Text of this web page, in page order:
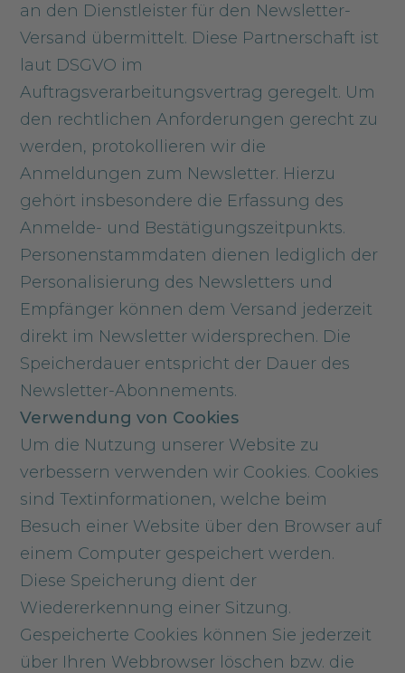
an den Dienstleister für den Newsletter-
Versand übermittelt. Diese Partnerschaft ist
laut DSGVO im
Auftragsverarbeitungsvertrag geregelt. Um
den rechtlichen Anforderungen gerecht zu
werden, protokollieren wir die
Anmeldungen zum Newsletter. Hierzu
gehört insbesondere die Erfassung des
Anmelde- und Bestätigungszeitpunkts.
Personenstammdaten dienen lediglich der
Personalisierung des Newsletters und
Empfänger können dem Versand jederzeit
direkt im Newsletter widersprechen. Die
Speicherdauer entspricht der Dauer des
Newsletter-Abonnements.
Verwendung von Cookies
Um die Nutzung unserer Website zu
verbessern verwenden wir Cookies. Cookies
sind Textinformationen, welche beim
Besuch einer Website über den Browser auf
einem Computer gespeichert werden.
Diese Speicherung dient der
Wiedererkennung einer Sitzung.
Gespeicherte Cookies können Sie jederzeit
über Ihren Webbrowser löschen bzw. die